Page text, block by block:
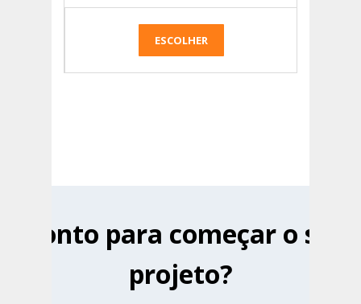
ESCOLHER
Pronto para começar o seu
projeto?